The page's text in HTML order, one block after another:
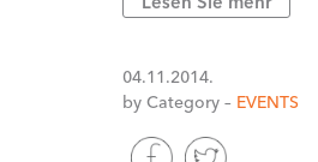
04.11.2014.
by Category – EVENTS